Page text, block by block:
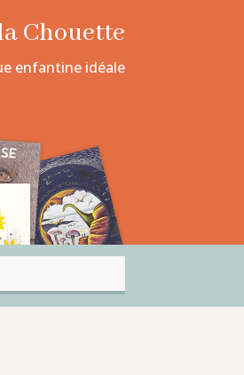
Chouette
enfantine idéale